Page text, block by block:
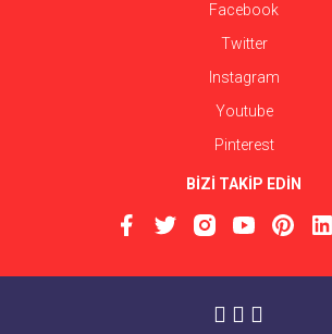
Facebook
Twitter
Instagram
Youtube
Pinterest
BİZİ TAKİP EDİN